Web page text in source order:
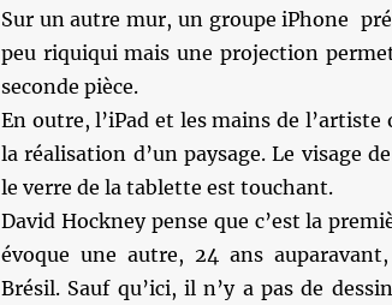
Sur un autre mur, un groupe iPhone
peu riquiqui mais une projection
seconde pièce.
En outre, l’iPad et les mains de
la réalisation d’un paysage. Le visage
le verre de la tablette est touchant.
David Hockney pense que c’est la
évoque une autre, 24 ans
Brésil. Sauf qu’ici, il n’y a pas de